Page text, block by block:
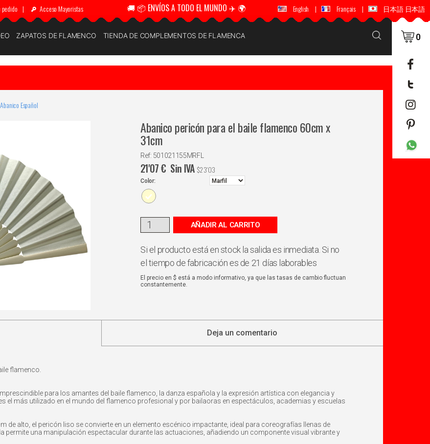
| Acceso Mayoristas 🚚 📦 ENVÍOS A TODO EL MUNDO ✈️ 🌍 🚚 📦 ENVÍOS A TODO EL MUNDO ✈️ 🌍
English | Français | 日本語 日本語
ZAPATOS DE FLAMENCO TIENDA DE COMPLEMENTOS DE FLAMENCA 0
Abanico Español
Abanico pericón para el baile flamenco 60cm x
31cm
Ref: 501021155MRFL
21'07€ Sin IVA $23'03
Color:
AÑADIR AL CARRITO
Si el producto está en stock la salida es inmediata. Si no
el tiempo de fabricación es de 21 días laborables
El precio en $ está a modo informativo, ya que las tasas de cambio fluctuan
constantemente.
Deja un comentario
flamenco.
para los amantes del baile flamenco, la danza española y la expresión artística con elegancia y
el más utilizado en el mundo del flamenco profesional y por bailaoras en espectáculos, academias y escuelas
de alto, el pericón liso se convierte en un elemento escénico impactante, ideal para coreografías llenas de
permite una manipulación espectacular durante las actuaciones, añadiendo un componente visual vibrante y